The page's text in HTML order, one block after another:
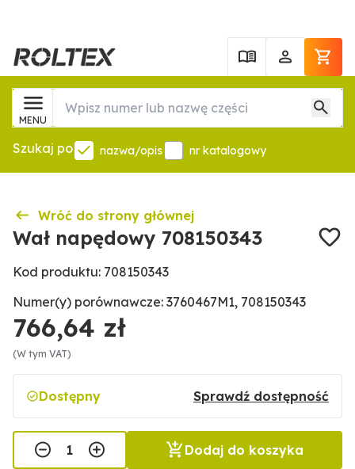
MENU
Szukaj po nazwa/opis nr katalogowy
Wróć do strony głównej
Wał napędowy 708150343
Kod produktu: 708150343
Numer(y) porównawcze: 3760467M1, 708150343
766,64 zł
(W tym VAT)
Dostępny Sprawdź dostępność
Dodaj do koszyka